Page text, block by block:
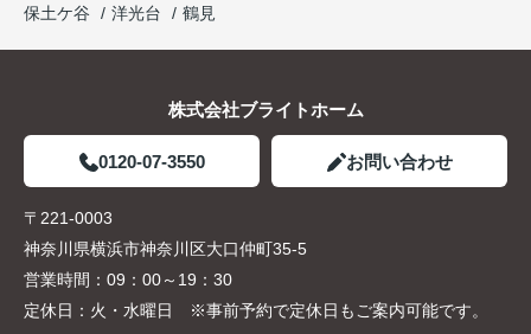
保土ケ谷
洋光台 鶴見
株式会社ブライトホーム
0120-07-3550 お問い合わせ
〒221-0003
神奈川県横浜市神奈川区大口仲町35-5
営業時間： 09：00～19：30
定休日： 火・水曜日 ※事前予約で定休日もご案内可能です。